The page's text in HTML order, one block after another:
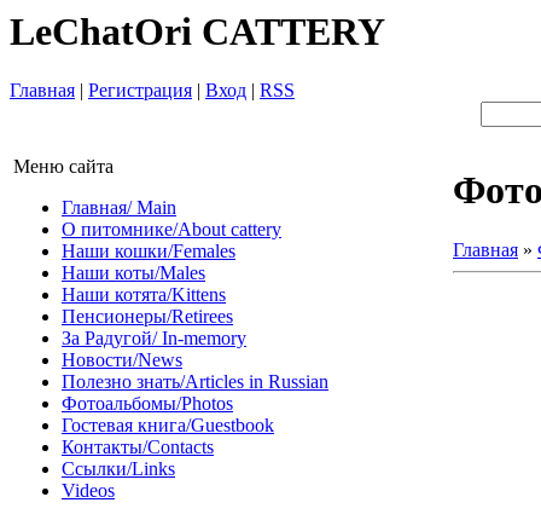
LeChatOri CATTERY
Главная | Регистрация | Вход | RSS
Меню сайта
Главная/ Main
О питомнике/About cattery
Наши кошки/Females
Наши коты/Males
Наши котята/Kittens
Пенсионеры/Retirees
За Радугой/ In-memory
Новости/News
Полезно знать/Articles in Russian
Фотоальбомы/Photos
Гостевая книга/Guestbook
Контакты/Contacts
Ссылки/Links
Videos
Главная »